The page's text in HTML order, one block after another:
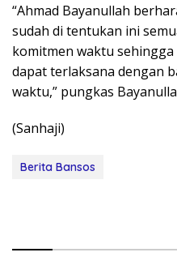
“Ahmad Bayanullah
sudah di tentukan ini
komitmen waktu
dapat terlaksana dengan
waktu,” pungkas
(Sanhaji)
Berita Bansos